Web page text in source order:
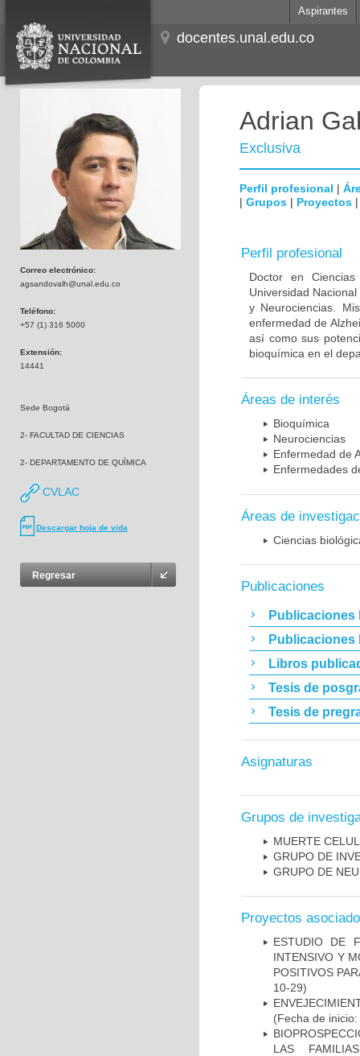
Aspirantes
docentes.unal.edu.co
Correo electrónico:
agsandovalh@unal.edu.co
Teléfono:
+57 (1) 316 5000
Extensión:
14441
Sede Bogotá
2- FACULTAD DE CIENCIAS
2- DEPARTAMENTO DE QUÍMICA
CVLAC
Descargar hoja de vida
Regresar
Adrian
Exclusiva
Perfil profesional |
| Grupos | Proyectos
Perfil profesional
Doctor en
Universidad
y Neurociencias.
enfermedad de
así como sus
bioquímica en el
Áreas de interés
Bioquímica
Neurociencias
Enfermedad de
Enfermedades
Áreas de
Ciencias
Publicaciones
Publicaciones
Publicaciones
Libros
Tesis de
Tesis de
Asignaturas
Grupos de
MUERTE
GRUPO DE
GRUPO DE
Proyectos
ESTUDIO DE
INTENSIVO Y
POSITIVOS
10-29)
(Fecha de
LAS